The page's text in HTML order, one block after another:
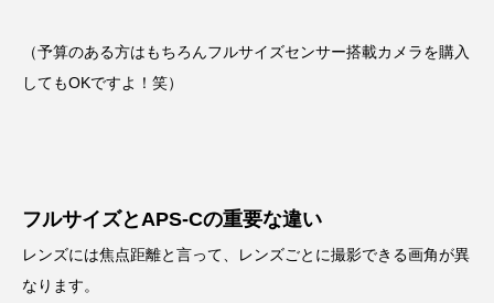
（予算のある方はもちろんフルサイズセンサー搭載カメラを購入
してもOKですよ！笑）
フルサイズとAPS-Cの重要な違い
レンズには焦点距離と言って、レンズごとに撮影できる画角が異
なります。